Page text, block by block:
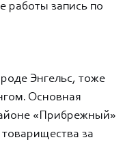
работы запись по
Энгельс, тоже
Основная
«Прибрежный»
за